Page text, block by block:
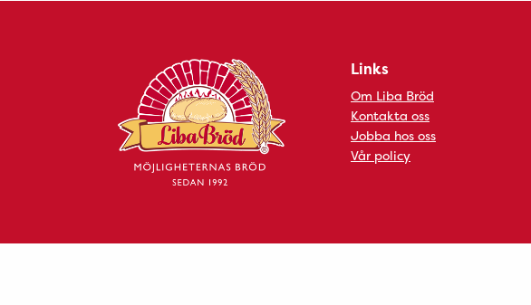
Links
Om Liba Bröd
Kontakta oss
Jobba hos oss
Vår policy